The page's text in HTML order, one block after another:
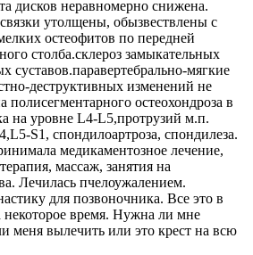
дисков неравномерно снижена.
утолщены, обызвествлены с
остеофитов по передней
столба.склероз замыкательных
суставов.паравертебрально-мягкие
деструктивных изменений не
остеохондроза в
на уровне L4-L5,протрузий м.п.
S1, спондилоартроза, спондилеза.
медикаментозное лечение,
массаж, занятия на
Лечилась пчелоужалением.
для позвоночника. Все это в
некоторое время. Нужна ли мне
меня вылечить или это крест на всю